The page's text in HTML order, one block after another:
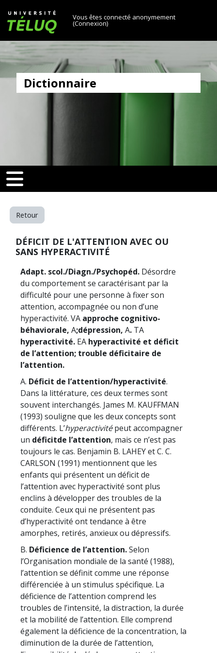
Université TÉLUQ
Vous êtes connecté anonymement
(Connexion)
Dictionnaire
[[nav-toggle]]
toggle]]
Retour
DÉFICIT DE L'ATTENTION AVEC OU
SANS HYPERACTIVITÉ
Adapt. scol./Diagn./Psychopéd. Désordre
du comportement se caractérisant par la
difficulté pour une personne à fixer son
attention, accompagnée ou non d’une
hyperactivité. VA approche cognitivo-
béhaviorale, A;dépression, A. TA
hyperactivité. EA hyperactivité et déficit
de l’attention; trouble déficitaire de
l’attention.
A. Déficit de l’attention/hyperactivité.
Dans la littérature, ces deux termes sont
souvent interchangés. James M. KAUFFMAN
(1993) souligne que les deux concepts sont
différents. L’hyperactivitépeut accompagner
un déficitde l’attention, mais ce n’est pas
toujours le cas. Benjamin B. LAHEY et C. C.
CARLSON (1991) mentionnent que les
enfants qui présentent un déficit de
l’attention avec hyperactivité sont plus
enclins à développer des troubles de la
conduite. Ceux qui ne présentent pas
d’hyperactivité ont tendance à être
amorphes, retirés, anxieux ou dépressifs.
B. Déficience de l’attention.Selon
l’Organisation mondiale de la santé (1988),
l’attention se définit comme une réponse
différenciée à un stimulus spécifique. La
déficience de l’attention comprend les
troubles de l’intensité, la distraction, la durée
et la mobilité de l’attention. Elle comprend
également la déficience de la concentration, la
diminution de la durée de l’attention,